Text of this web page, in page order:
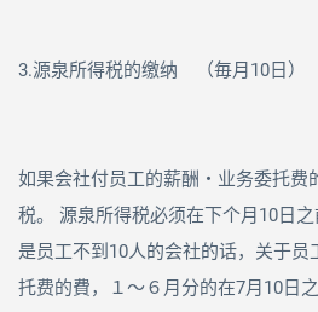
3.源泉所得税的缴纳 （毎月 10日）
如果会社付员工的薪酬・业务委托费
税。 源泉所得税必须在下个月 10日
是员工不到 10人的会社的话，关于员
托费的費，１～６月分的在7月 10日